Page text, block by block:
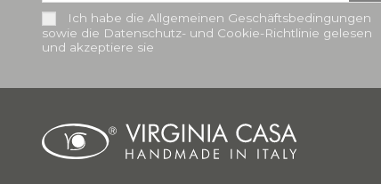
Ich habe die Allgemeinen Geschäftsbedingungen
sowie die Datenschutz- und Cookie-Richtlinie gelesen
und akzeptiere sie